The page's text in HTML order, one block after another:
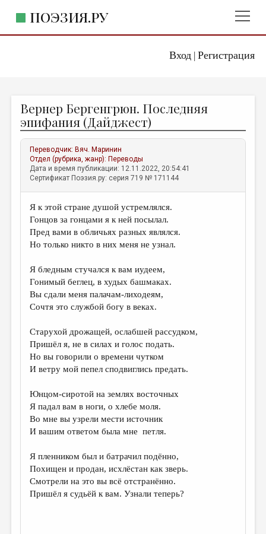
Вход| Регистрация
ПОЭЗИЯ.РУ
ЖАНРЫ
АВТОРЫ
КОММЕНТАРИИ
ЛИТСАЛОН
ПРАВИЛА САЙТА
ОТДЕЛЫ И РУБРИКИ
ДАЙДЖЕСТ
ПРОИЗВЕДЕНИЯ
КОНКУРСЫ
ДЕТСКАЯ КОМНАТА
ОБЗОР ЛИТЕРАТУРЫ
СТРАНИЦЫ ПАМЯТИ
КОЛОНКА РЕДАКТОРА
РЕДКОЛЛЕГИЯ
Вернер Бергенгрюн. Последняя
эпифания (Дайджест)
Переводчик: Вяч. Маринин
Отдел (рубрика, жанр): Переводы
Дата и время публикации: 12.11.2022, 20:54:41
Сертификат Поэзия.ру: серия 719 № 171144
Я к этой стране душой устремлялся.
Гонцов за гонцами я к ней посылал.
Пред вами в обличьях разных являлся.
Но только никто в них меня не узнал.
Я бледным стучался к вам иудеем,
Гонимый беглец, в худых башмаках.
Вы сдали меня палачам-лиходеям,
Сочтя это службой богу в веках.
Старухой дрожащей, ослабшей рассудком,
Пришёл я, не в силах и голос подать.
Но вы говорили о времени чутком
И ветру мой пепел сподвиглись предать.
Юнцом-сиротой на землях восточных
Я падал вам в ноги, о хлебе моля.
Во мне вы узрели мести источник
И вашим ответом была мне петля.
Я пленником был и батрачил подённо,
Похищен и продан, исхлёстан как зверь.
Смотрели на это вы всё отстранённо.
Пришёл я судьёй к вам. Узнали теперь?